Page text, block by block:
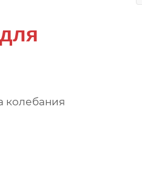
колебания